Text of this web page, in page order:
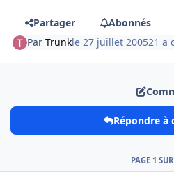
Partager
Abonnés
ParTrunkle 27 juillet 200521 a
Répondre à
PAGE 1